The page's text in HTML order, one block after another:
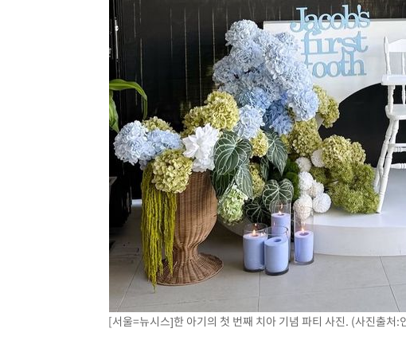
[서울=뉴시스]한 아기의 첫 번째 치아 기념 파티 사진. (사진